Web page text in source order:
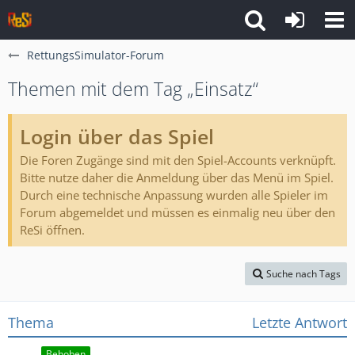
RettungsSimulator-Forum
Themen mit dem Tag „Einsatz“
Login über das Spiel
Die Foren Zugänge sind mit den Spiel-Accounts verknüpft.
Bitte nutze daher die Anmeldung über das Menü im Spiel.
Durch eine technische Anpassung wurden alle Spieler im
Forum abgemeldet und müssen es einmalig neu über den
ReSi öffnen.
Suche nach Tags
Thema Letzte Antwort